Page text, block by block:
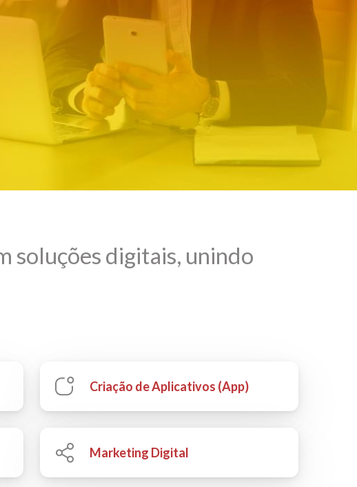
soluções digitais, unindo
Criação de Aplicativos (App)
Marketing Digital